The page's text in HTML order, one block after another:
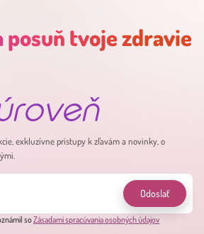
posuň tvoje zdravie
exkluzívne prístupy k zľavám a novinky, o
Odoslať
soZásadami spracúvania osobných údajov